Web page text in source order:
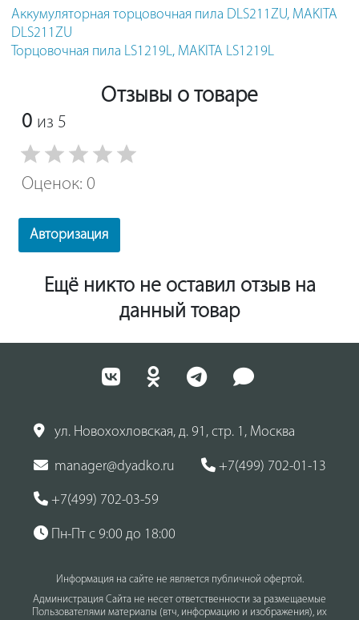
Аккумуляторная торцовочная пила DLS211ZU, MAKITA
DLS211ZU
Торцовочная пила LS1219L, MAKITA LS1219L
Отзывы о товаре
0 из 5
Оценок: 0
Авторизация
Ещё никто не оставил отзыв на
данный товар
ул. Новохохловская, д. 91, стр. 1, Москва
manager@dyadko.ru +7(499) 702-01-13
+7(499) 702-03-59
Пн-Пт с 9:00 до 18:00
Информация на сайте не является публичной офертой.
Администрация Сайта не несет ответственности за размещаемые
Пользователями материалы (втч, информацию и изображения), их